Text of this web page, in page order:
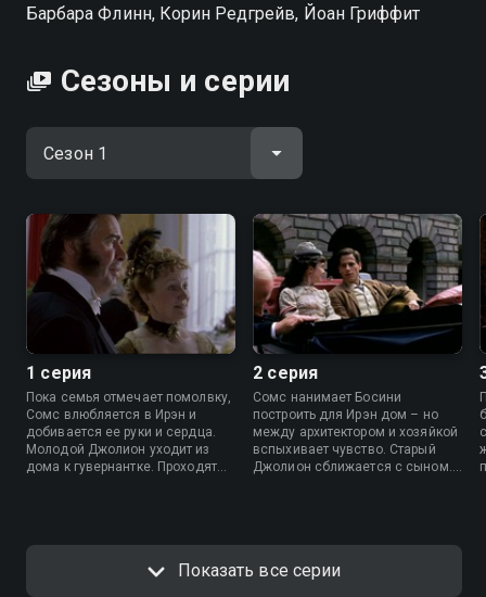
Барбара Флинн, Корин Редгрейв, Йоан Гриффит
Сезоны и серии
1 серия
Пока семья отмечает помолвку,
Сомс влюбляется в Ирэн и
добивается ее руки и сердца.
Молодой Джолион уходит из
дома к гувернантке. Проходят
2 серия
Сомс нанимает Босини
построить для Ирэн дом – но
между архитектором и хозяйкой
вспыхивает чувство. Старый
Джолион сближается с сыном.
Показать все серии